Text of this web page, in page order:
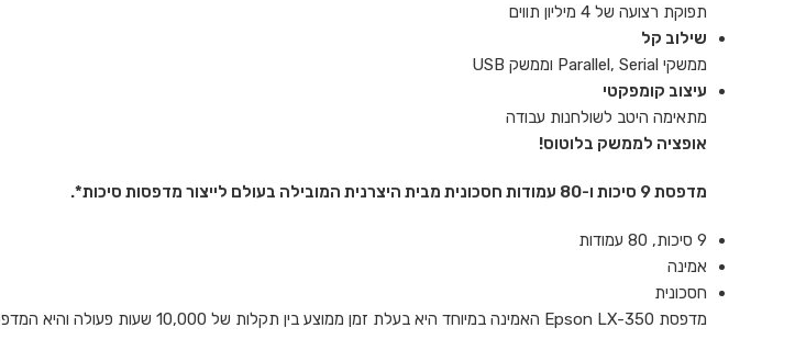
תפוקת רצועה של 4 מיליון תווים
שילוב קל
ממשקי Parallel, Serial וממשק USB
עיצוב קומפקטי
מתאימה היטב לשולחנות עבודה
אופציה לממשק בלוטוס!
מדפסת 9 סיכות ו-80 עמודות חסכונית מבית היצרנית המובילה בעולם לייצור מדפסות סיכות*.
9 סיכות, 80 עמודות
אמינה
חסכונית
מדפסת Epson LX-350 האמינה במיוחד היא בעלת זמן ממוצע בין תקלות של 10,000 שעות פעולה והיא המדפסת האידיאלית להדפסה של פרסומים ושל חומר פנימי שמצריכים נייר רציף או נייר מכתבים מרובה חלקים